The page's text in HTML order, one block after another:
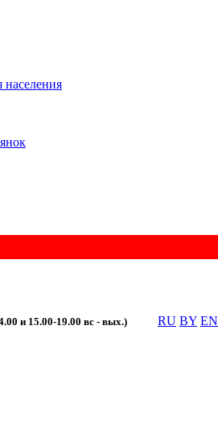
и 15.00-19.00 вс - вых.) RU BY EN